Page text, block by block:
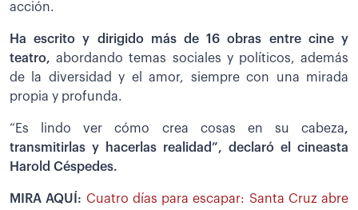
acción.
Ha escrito y dirigido más de 16 obras entre cine y
teatro, abordando temas sociales y políticos, además
de la diversidad y el amor, siempre con una mirada
propia y profunda.
“Es lindo ver cómo crea cosas en su cabeza,
transmitirlas y hacerlas realidad”, declaró el cineasta
Harold Céspedes.
MIRA AQUÍ: Cuatro días para escapar: Santa Cruz abre